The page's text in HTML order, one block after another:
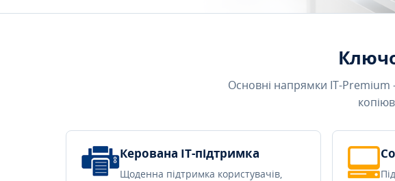
Основні напрямки IT-Premium
Керована IT-підтримка
Щоденна підтримка користувачів,